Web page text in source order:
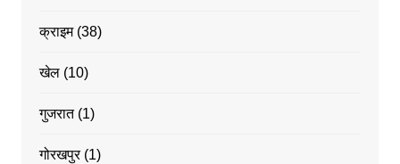
क्राइम(38)
खेल(10)
गुजरात(1)
गोरखपुर(1)